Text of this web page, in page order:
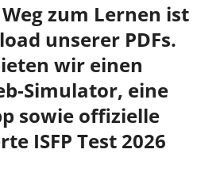
zum Lernen ist
unserer PDFs.
wir einen
Simulator, eine
sowie offizielle
ISFP Test 2026